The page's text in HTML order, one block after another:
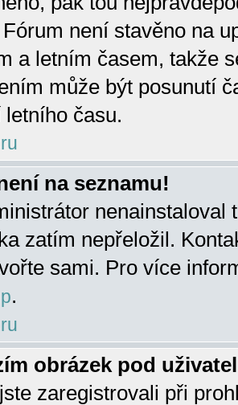
není stavěno na
a letním časem, takže
může být posunutí
času.
na seznamu!
nenainstaloval
zatím nepřeložil.
sami. Pro více
.
obrázek pod
zaregistrovali při